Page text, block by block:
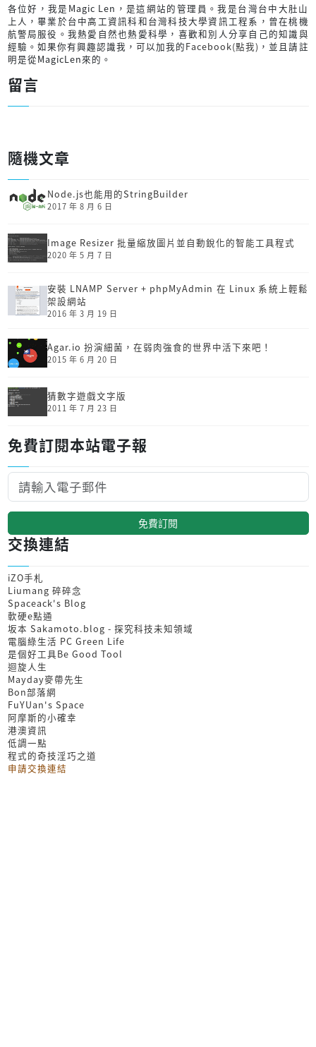
各位好，我是Magic Len，是這網站的管理員。我是台灣台中大肚山
上人，畢業於台中高工資訊科和台灣科技大學資訊工程系，曾在桃機
航警局服役。我熱愛自然也熱愛科學，喜歡和別人分享自己的知識與
經驗。如果你有興趣認識我，可以加我的Facebook(點我) ，並且請註
明是從MagicLen來的。
留言
隨機文章
Node.js也能用的StringBuilder
2017 年 8 月 6 日
Image Resizer 批量縮放圖片並自動銳化的智能工具程式
2020 年 5 月 7 日
安裝 LNAMP Server + phpMyAdmin 在 Linux 系統上輕鬆
架設網站
2016 年 3 月 19 日
Agar.io 扮演細菌，在弱肉強食的世界中活下來吧！
2015 年 6 月 20 日
猜數字遊戲文字版
2011 年 7 月 23 日
免費訂閱本站電子報
免費訂閱
交換連結
iZO手札
Liumang 碎碎念
Spaceack's Blog
軟硬e點通
坂本 Sakamoto.blog - 探究科技未知領域
電腦綠生活 PC Green Life
是個好工具Be Good Tool
迴旋人生
Mayday麥帶先生
Bon部落網
FuYUan's Space
阿摩斯的小確幸
港澳資訊
低調一點
程式的奇技淫巧之道
申請交換連結